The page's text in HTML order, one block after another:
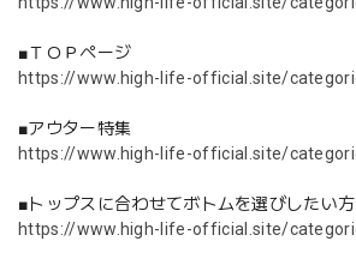
■ＴＯＰページ
https://www.high-life-official.site/
■アウター特集
https://www.high-life-official.site/
■トップスに合わせてボトムを選びしたい
https://www.high-life-official.site/